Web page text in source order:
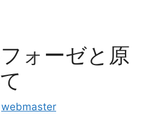
ォーゼと原
webmaster